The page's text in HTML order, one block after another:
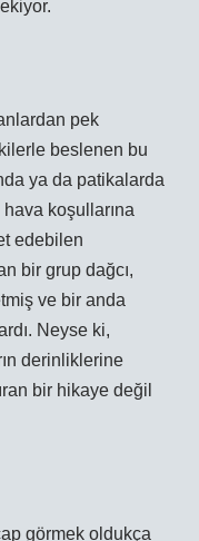
pek
beslenen bu
ya da patikalarda
koşullarına
edebilen
bir grup dağcı,
ve bir anda
Neyse ki,
derinliklerine
bir hikaye değil
görmek oldukça